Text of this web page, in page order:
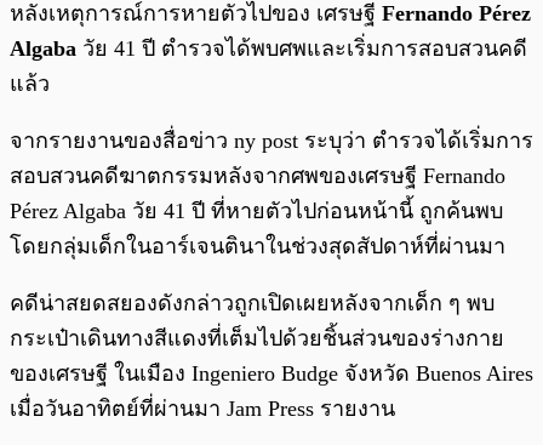
หลังเหตุการณ์การหายตัวไปของ เศรษฐี Fernando Pérez
Algaba วัย 41 ปี ตำรวจได้พบศพและเริ่มการสอบสวนคดี
แล้ว
จากรายงานของสื่อข่าว ny post ระบุว่า ตำรวจได้เริ่มการ
สอบสวนคดีฆาตกรรมหลังจากศพของเศรษฐี Fernando
Pérez Algaba วัย 41 ปี ที่หายตัวไปก่อนหน้านี้ ถูกค้นพบ
โดยกลุ่มเด็กในอาร์เจนตินาในช่วงสุดสัปดาห์ที่ผ่านมา
คดีน่าสยดสยองดังกล่าวถูกเปิดเผยหลังจากเด็ก ๆ พบ
กระเป๋าเดินทางสีแดงที่เต็มไปด้วยชิ้นส่วนของร่างกาย
ของเศรษฐี ในเมือง Ingeniero Budge จังหวัด Buenos Aires
เมื่อวันอาทิตย์ที่ผ่านมา Jam Press รายงาน